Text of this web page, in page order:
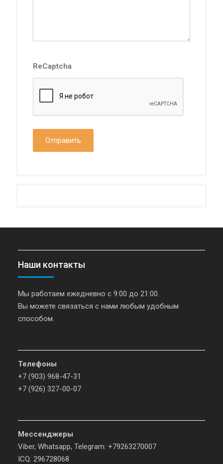
ReCaptcha
Наши контакты
Мы работаем ежедневно с 9:00 до 21:00.
Вы можете связаться с нами любым удобным
способом.
Телефоны
+7 (903) 968-47-31
+7 (926) 327-00-07
Мессенджеры
Viber, Whatsapp, Telegram: +79263270007
ICQ: 296728068